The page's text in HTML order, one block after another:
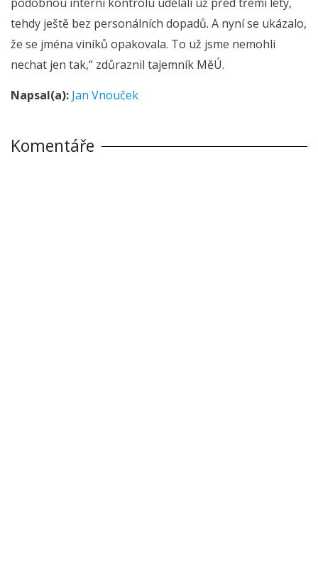
tehdy ještě bez personálních dopadů. A nyní se ukázalo,
že se jména viníků opakovala. To už jsme nemohli
nechat jen tak,“ zdůraznil tajemník MěÚ.
Napsal(a): Jan Vnouček
Komentáře